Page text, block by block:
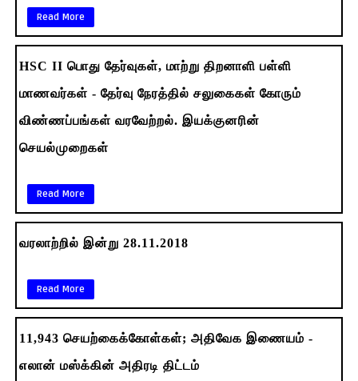
Read More
HSC II பொது தேர்வுகள், மாற்று திறனாளி பள்ளி
மாணவர்கள் - தேர்வு நேரத்தில் சலுகைகள் கோரும்
விண்ணப்பங்கள் வரவேற்றல். இயக்குனரின்
செயல்முறைகள்
Read More
வரலாற்றில் இன்று 28.11.2018
Read More
11,943 செயற்கைக்கோள்கள்; அதிவேக இணையம் -
எலான் மஸ்க்கின் அதிரடி திட்டம்